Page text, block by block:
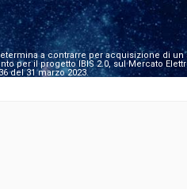
a contrarre per acquisizione di
per il progetto IBIS 2.0, sul Mercato
del 31 marzo 2023.